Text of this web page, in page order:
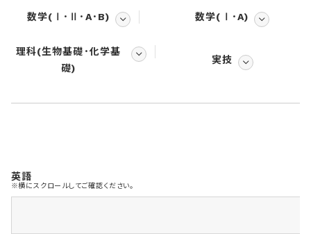
数学(Ⅰ･Ⅱ･A･B) 数学(Ⅰ･A)
理科(生物基礎･化学基
礎)
実技
英語
※横にスクロールしてご確認ください。